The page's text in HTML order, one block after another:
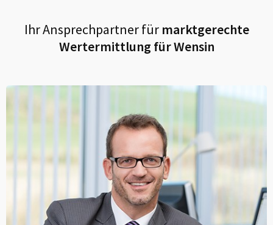
Ihr Ansprechpartner fürmarktgerechte
Wertermittlung fürWensin